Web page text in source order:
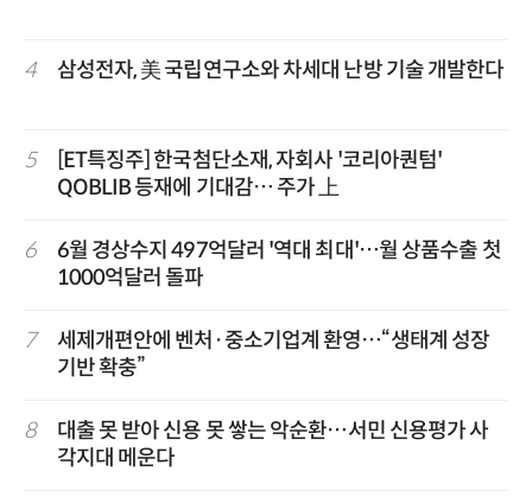
4 삼성전자, 美 국립연구소와 차세대 난방 기술 개발한다
5
[ET특징주] 한국첨단소재, 자회사 '코리아퀀텀'
QOBLIB 등재에 기대감… 주가 上
6
6월 경상수지 497억달러 '역대 최대'…월 상품수출 첫
1000억달러 돌파
7
세제개편안에 벤처·중소기업계 환영…“생태계 성장
기반 확충”
8
대출 못 받아 신용 못 쌓는 악순환…서민 신용평가 사
각지대 메운다